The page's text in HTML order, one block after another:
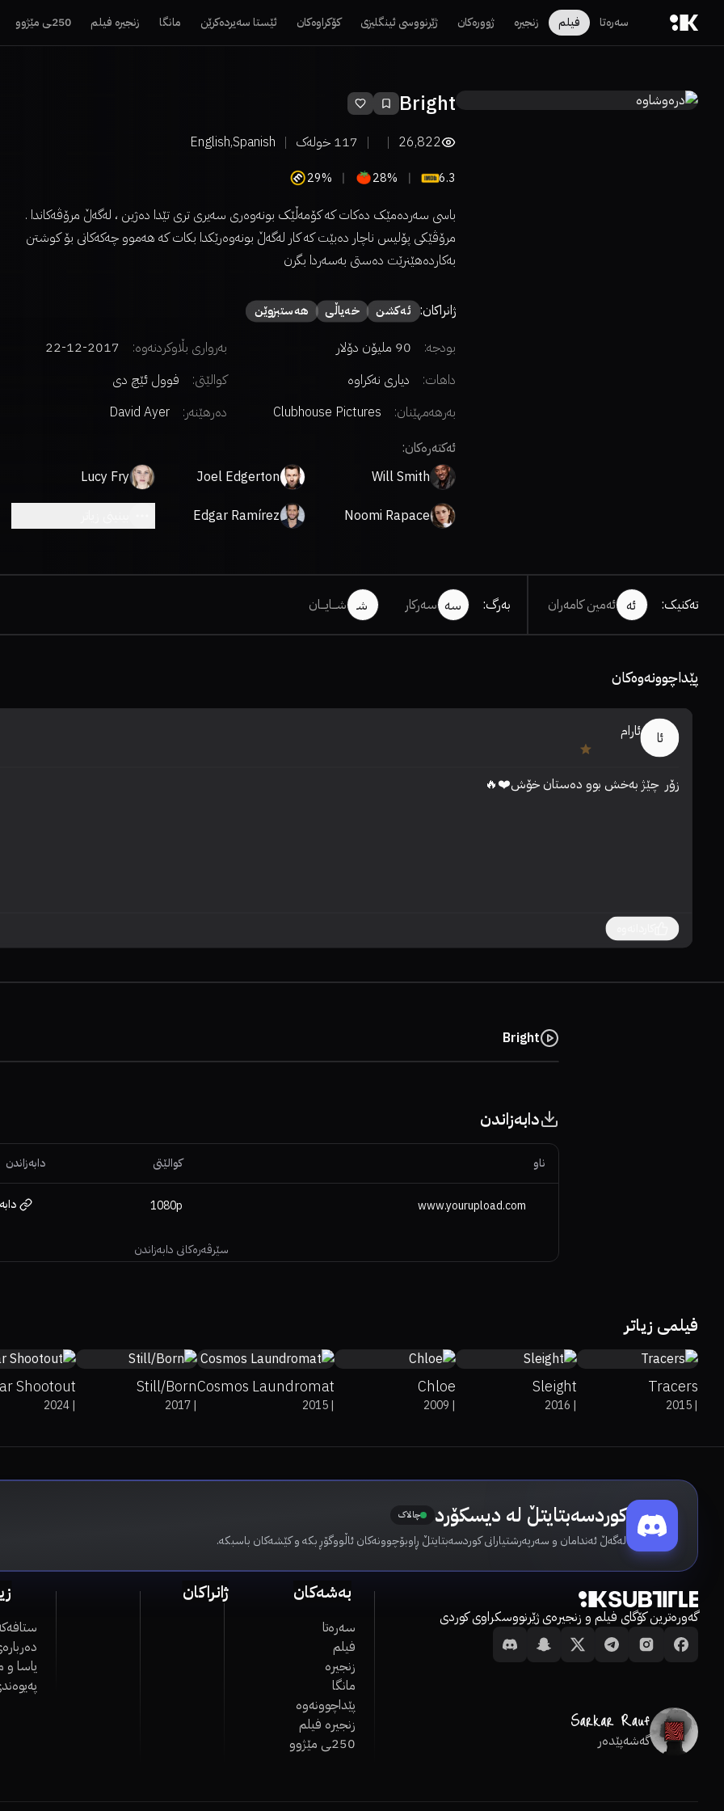
سەرەتا فیلم زنجیرە ژوورەکان ژێرنووسی ئینگلیزی کۆکراوەکان ئێستا سەیردەکرێن مانگا زنجیرە فیلم 250ـی مێژوو
Bright
26,822
117 خولەک English,Spanish
6.3
28%
29%
باسی سەردەمێک دەکات کە کۆمەڵێک بونەوەری سەیری تری تێدا دەژین ، لەگەڵ مرۆڤەکاندا .
مرۆڤێکی پۆلیس ناچار دەبێت کە کار لەگەڵ بونەوەرێکدا بکات کە هەموو چەکەکانی بۆ کوشتن
بەکاردەهێنرێت دەستی بەسەردا بگرن
ژانراکان: ئەكشن خەیاڵی هەستبزوێن
بودجە: 90 ملیۆن دۆلار بەرواری بڵاوکردنەوە:
2017-12-22
داهات:
دیاری نەکراوە کوالێتی:
فوول ئێچ دی
بەرهەمهێنان:
Clubhouse Pictures دەرهێنەر:
David Ayer
ئەکتەرەکان:
Will Smith
Joel Edgerton
Lucy Fry
Noomi Rapace
Edgar Ramírez
تەکنیک: ئە ئەمین کامەران بەرگ: سە سەرکار شـ شـــایـــان
پێداچوونەوەکان
ئا ئارام
زۆر  چێژ بەخش بوو دەستان خۆش❤️🔥
Bright
دابەزاندن
سێرڤەرەکانی دابەزاندن
ناو کوالێتی دابەزاندن
www.yourupload.com
1080p
فیلمی زیاتر
Tracers
|
2015
Sleight
|
2016
Chloe
|
2009
Cosmos Laundromat
|
2015
Still/Born
|
2017
Shootout
|
2024
کوردسەبتایتڵ لە دیسکۆرد چالاک
لەگەڵ ئەندامان و سەرپەرشتیارانی کوردسەبتایتڵ ڕاوبۆچوونەکان ئاڵووگۆڕ بکە و کێشەکان باسبکە.
گەورەترین کۆگای فیلم و زنجیرەی ژێرنووسکراوی کوردی
گەشەپێدەر
بەشەکان
سەرەتا
فیلم
زنجیرە
مانگا
پێداچوونەوە
زنجیرە فیلم
250ـی مێژوو
ژانراکان
یاسا و